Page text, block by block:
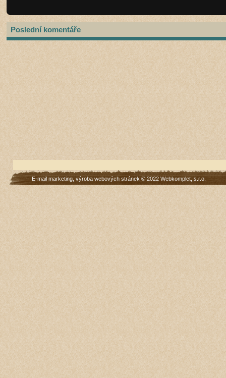
Poslední komentáře
E-mail marketing výroba webových stránek © 2022 Webkomplet, s.r.o.